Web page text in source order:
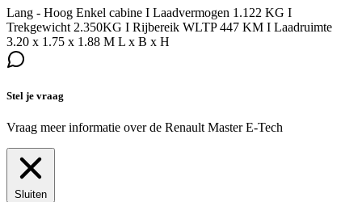
Lang - Hoog Enkel cabine I Laadvermogen 1.122 KG I
Trekgewicht 2.350KG I Rijbereik WLTP 447 KM I Laadruimte
3.20 x 1.75 x 1.88 M L x B x H
Stel je vraag
Vraag meer informatie over de Renault Master E-Tech
Sluiten